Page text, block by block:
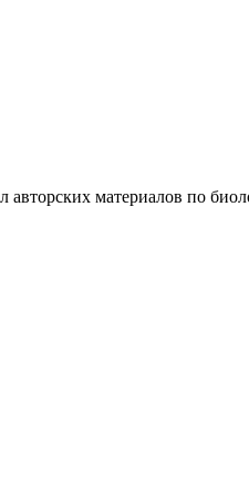
материалов по биологии